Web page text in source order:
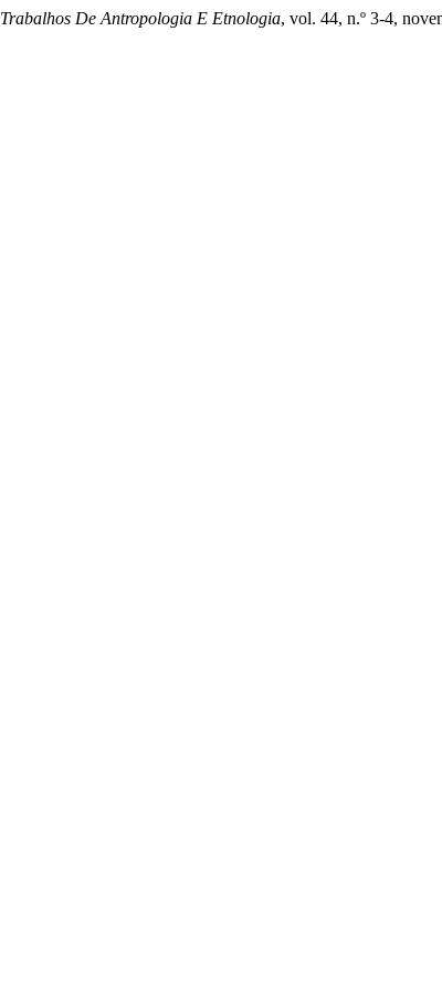
Trabalhos De Antropologia E Etnologia, vol. 44, n.º 3-4,